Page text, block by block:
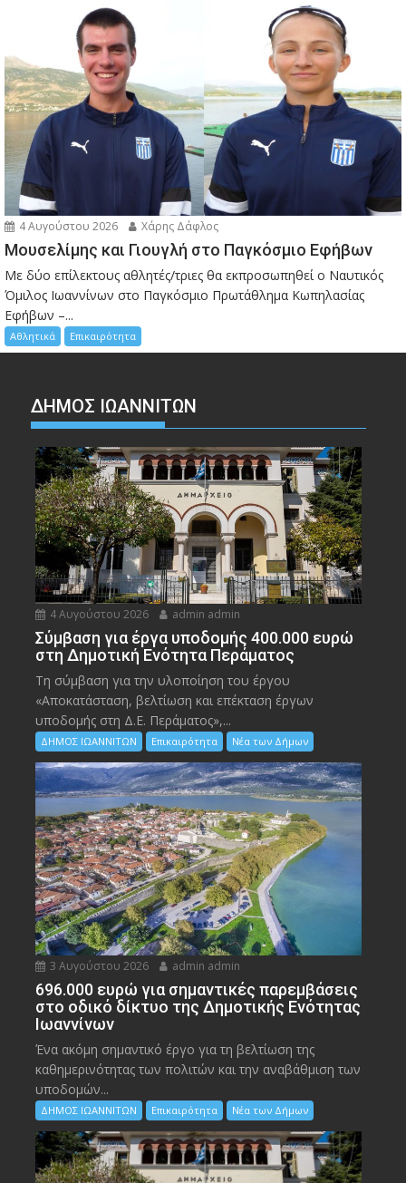
4 Αυγούστου 2026 Χάρης Δάφλος
Μουσελίμης και Γιουγλή στο Παγκόσμιο Εφήβων
Mε δύο επίλεκτους αθλητές/τριες θα εκπροσωπηθεί ο Ναυτικός
Όμιλος Ιωαννίνων στο Παγκόσμιο Πρωτάθλημα Κωπηλασίας
Εφήβων –...
Αθλητικά Επικαιρότητα
ΔΗΜΟΣ ΙΩΑΝΝΙΤΩΝ
4 Αυγούστου 2026 admin admin
Σύμβαση για έργα υποδομής 400.000 ευρώ
στη Δημοτική Ενότητα Περάματος
Τη σύμβαση για την υλοποίηση του έργου
«Αποκατάσταση, βελτίωση και επέκταση έργων
υποδομής στη Δ.Ε. Περάματος»,...
ΔΗΜΟΣ ΙΩΑΝΝΙΤΩΝ Επικαιρότητα Νέα των Δήμων
3 Αυγούστου 2026 admin admin
696.000 ευρώ για σημαντικές παρεμβάσεις
στο οδικό δίκτυο της Δημοτικής Ενότητας
Ιωαννίνων
Ένα ακόμη σημαντικό έργο για τη βελτίωση της
καθημερινότητας των πολιτών και την αναβάθμιση των
υποδομών...
ΔΗΜΟΣ ΙΩΑΝΝΙΤΩΝ Επικαιρότητα Νέα των Δήμων